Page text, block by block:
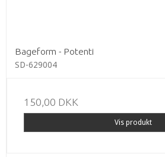
Bageform - Potenti
SD-629004
150,00 DKK
Vis produkt